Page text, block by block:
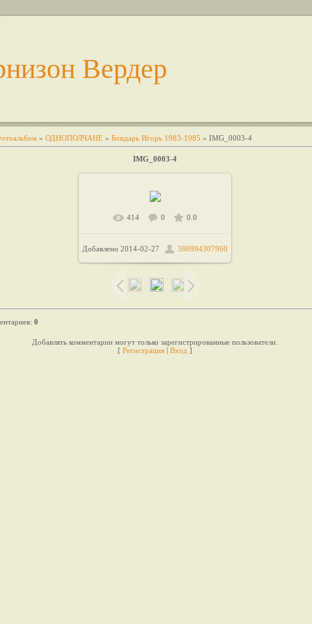
Вердер
» ОДНОПОЛЧАНЕ » Бондарь Игорь 1983-1985 » IMG_0003-4
IMG_0003-4
В реальном размере 1194x828
165.9Kb
414 0 0.0
Добавлено 2014-02-27 380994307960
: 0
Добавлять комментарии могут только зарегистрированные пользователи.
[ Регистрация | Вход ]